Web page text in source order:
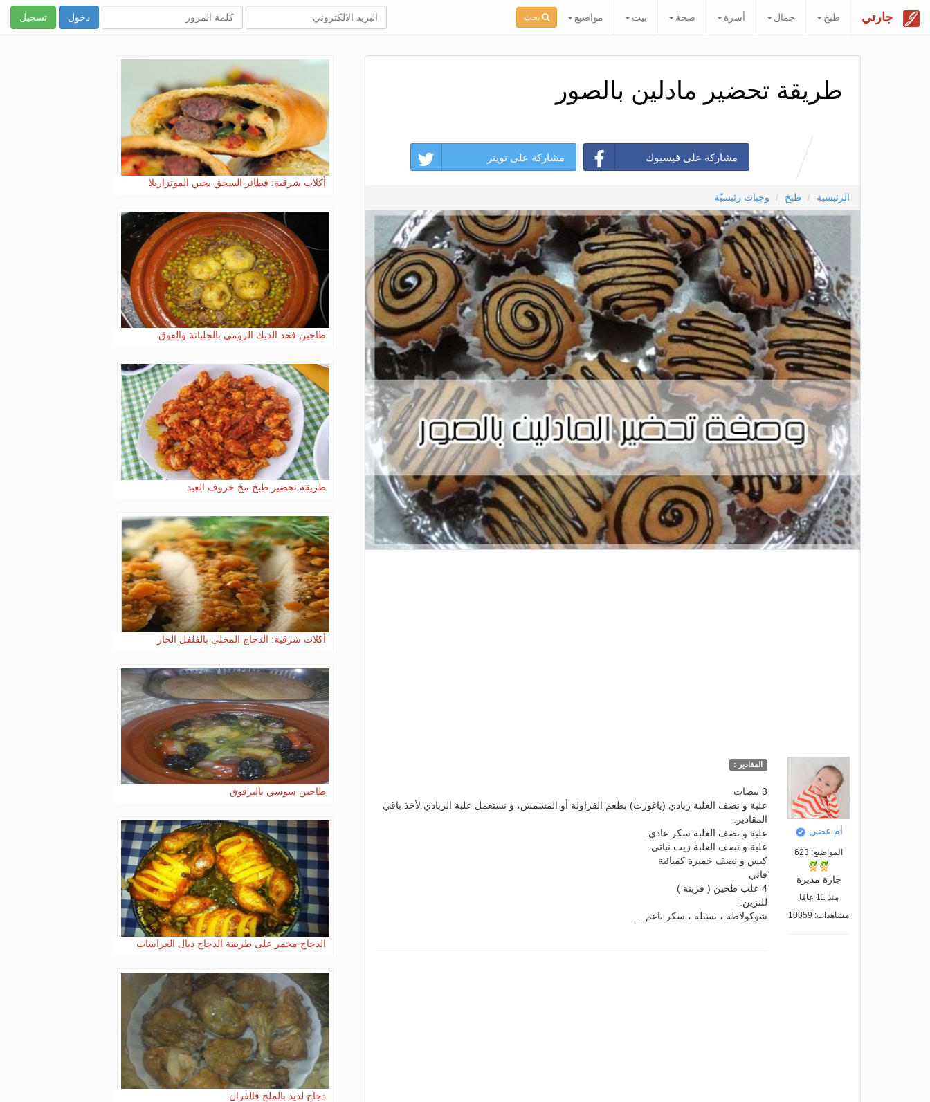
جارتي طبخ جمال أسرة صحة بيت مواضيع بحث تسجيل
طريقة تحضير مادلين بالصور
مشاركة على فيسبوك مشاركة على تويتر
الرئيسية طبخ وجبات رئيسيّة
أم عضي
المواضيع: 623
جارة مديرة
منذ 11 عامًا
مشاهدات: 10859
المقادير :
3 بيضات
علبة و نصف العلبة زبادي (ياغورت) بطعم الفراولة أو المشمش، و نستعمل علبة الزبادي لأخذ باقي
المقادير.
علبة و نصف العلبة سكر عادي.
علبة و نصف العلبة زيت نباتي.
كيس و نصف خميرة كميائية
فاني
4 علب طحين ( فرينة )
للتزين:
شوكولاطة ، نستله ، سكر ناعم …
أكلات شرقية: فطائر السجق بجبن الموتزاريلا
طاجين فخد الديك الرومي بالجلبانة والقوق
طريقة تحضير طبخ مخ خروف العيد
أكلات شرقية: الدجاج المخلى بالفلفل الحار
طاجين سوسي بالبرقوق
الدجاج محمر على طريقة الدجاج ديال العراسات
دجاج لذيذ بالملح فالفران